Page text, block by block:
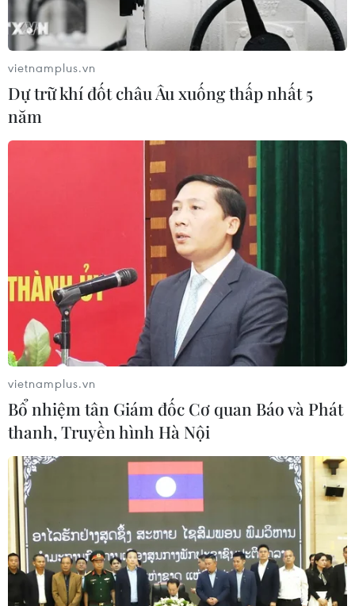
#Tổ công tác truyền thông
TP. Hà Nội
TIN LIÊN QUAN
Làm tốt công tác bồi thường, tái định cư
dự án Trục đại lộ cảnh quan sông Hồng
30/05/2026 22:36
vietnamplus.vn
Dự trữ khí đốt châu Âu xuống thấp nhất 5
năm
vietnamplus.vn
Bổ nhiệm tân Giám đốc Cơ quan Báo và Phát
thanh, Truyền hình Hà Nội